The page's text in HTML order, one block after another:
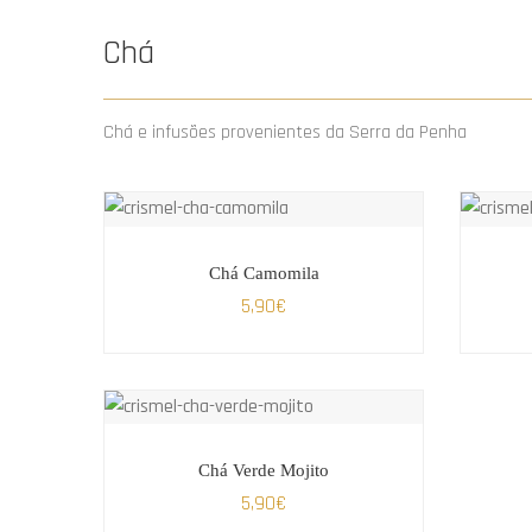
Chá
Chá e infusões provenientes da Serra da Penha
Chá Camomila
5,90€
Chá Verde Mojito
5,90€